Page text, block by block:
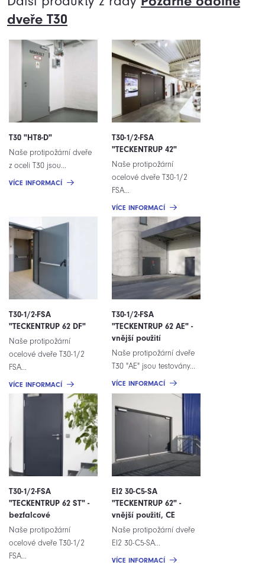
dveře T30
T30 "HT8-D"
Naše protipožární dveře
z oceli T30 jsou...
VÍCE INFORMACÍ
T30-1/2-FSA
"TECKENTRUP 42"
Naše protipožární
ocelové dveře T30-1/2
FSA...
VÍCE INFORMACÍ
T30-1/2-FSA
"TECKENTRUP 62 DF"
Naše protipožární
ocelové dveře T30-1/2
FSA...
VÍCE INFORMACÍ
T30-1/2-FSA
"TECKENTRUP 62 AE" -
vnější použití
Naše protipožární dveře
T30 "AE" jsou testovány...
VÍCE INFORMACÍ
T30-1/2-FSA
"TECKENTRUP 62 ST" -
bezfalcové
Naše protipožární
ocelové dveře T30-1/2
FSA...
EI2 30-C5-SA
"TECKENTRUP 62" -
vnější použití, CE
Naše protipožární dveře
EI2 30-C5-SA...
VÍCE INFORMACÍ